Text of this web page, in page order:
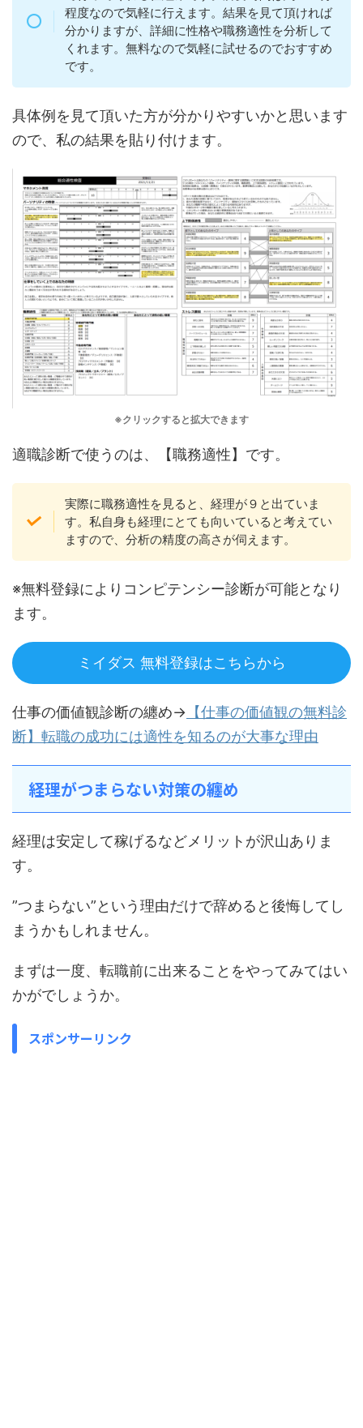
程度なので気軽に行えます。結果を見て頂ければ
分かりますが、詳細に性格や職務適性を分析して
くれます。無料なので気軽に試せるのでおすすめ
です。
具体例を見て頂いた方が分かりやすいかと思います
ので、私の結果を貼り付けます。
※クリックすると拡大できます
適職診断で使うのは、【職務適性】です。
実際に職務適性を見ると、経理が９と出ていま
す。私自身も経理にとても向いていると考えてい
ますので、分析の精度の高さが伺えます。
※無料登録によりコンピテンシー診断が可能となり
ます。
ミイダス 無料登録はこちらから
仕事の価値観診断の纏め→ 【仕事の価値観の無料診
断】転職の成功には適性を知るのが大事な理由
経理がつまらない対策の纏め
経理は安定して稼げるなどメリットが沢山ありま
す。
”つまらない”という理由だけで辞めると後悔してし
まうかもしれません。
まずは一度、転職前に出来ることをやってみてはい
かがでしょうか。
スポンサーリンク